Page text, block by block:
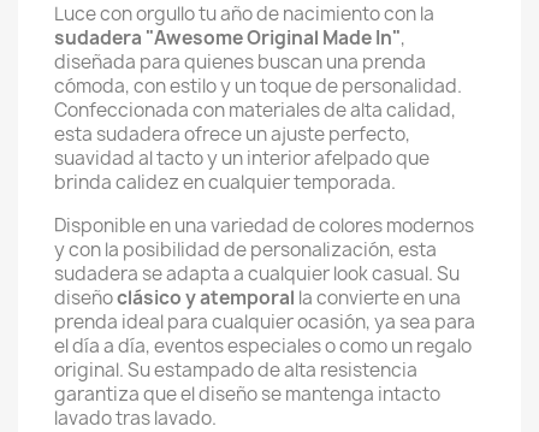
Luce con orgullo tu año de nacimiento con la
sudadera "Awesome Original Made In",
diseñada para quienes buscan una prenda
cómoda, con estilo y un toque de personalidad.
Confeccionada con materiales de alta calidad,
esta sudadera ofrece un ajuste perfecto,
suavidad al tacto y un interior afelpado que
brinda calidez en cualquier temporada.
Disponible en una variedad de colores modernos
y con la posibilidad de personalización, esta
sudadera se adapta a cualquier look casual. Su
diseñoclásico y atemporal la convierte en una
prenda ideal para cualquier ocasión, ya sea para
el día a día, eventos especiales o como un regalo
original. Su estampado de alta resistencia
garantiza que el diseño se mantenga intacto
lavado tras lavado.